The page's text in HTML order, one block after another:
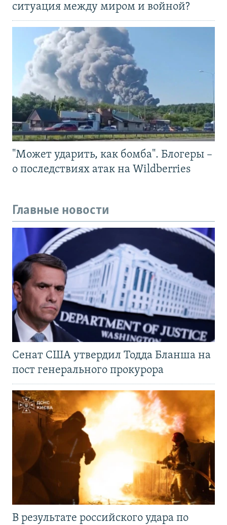
ситуация между миром и войной?
"Может ударить, как бомба". Блогеры –
о последствиях атак на Wildberries
Главные новости
Сенат США утвердил Тодда Бланша на
пост генерального прокурора
В результате российского удара по